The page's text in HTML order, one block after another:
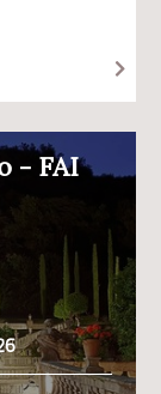
- FAI